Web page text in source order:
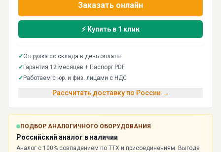
Заказать онлайн
⚡ Купить в 1 клик
✓Отгрузка со склада в день оплаты
✓ Гарантия 12 месяцев + Паспорт PDF
✓ Работаем с юр. и физ. лицами с НДС
Рассчитать доставку по России →
ПОДБОР АНАЛОГИЧНОГО ОБОРУДОВАНИЯ
Российский аналог в наличии
Аналог с 100% совпадением по ТТХ и присоединениям. Выгода